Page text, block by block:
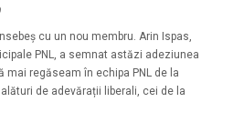
cu un nou membru. Arin Ispas,
PNL, a semnat astăzi adeziunea
mai regăseam în echipa PNL de la
de adevărații liberali, cei de la